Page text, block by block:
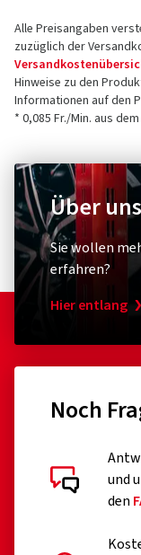
Alle Preisangaben
zuzüglich der
Hinweise zu den
Informationen auf den
* 0,085 Fr./Min. aus
Über uns
Sie wollen
erfahren?
Hier entlang
Noch
und
den